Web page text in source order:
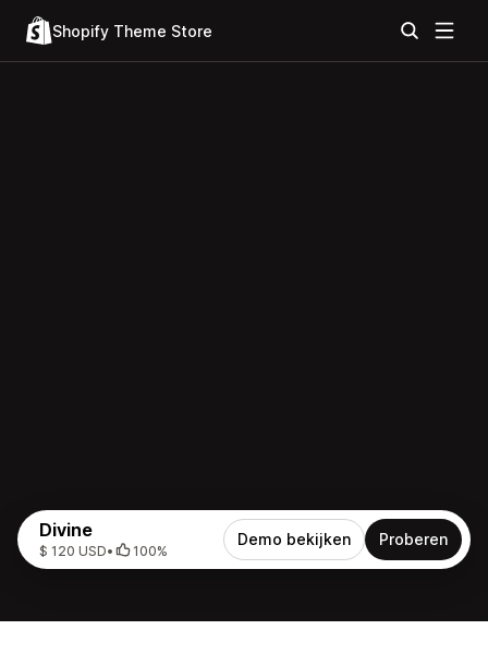
Shopify Theme Store
Divine
$ 120 USD• 100%
Demo bekijken Proberen